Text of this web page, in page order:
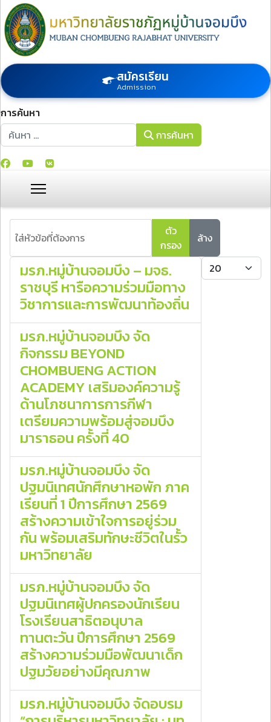
สมัครเรียน
Admission
การค้นหา
การค้นหา
การค้นหา
ตัว
กรอง
ล้าง
แสดง #
มรภ.หมู่บ้านจอมบึง – มจธ.
ราชบุรี หารือความร่วมมือทาง
วิชาการและการพัฒนาท้องถิ่น
มรภ.หมู่บ้านจอมบึง จัด
กิจกรรม BEYOND
CHOMBUENG ACTION
ACADEMY เสริมองค์ความรู้
ด้านโภชนาการการกีฬา
เตรียมความพร้อมสู่จอมบึง
มาราธอน ครั้งที่ 40
มรภ.หมู่บ้านจอมบึง จัด
ปฐมนิเทศนักศึกษาหอพัก ภาค
เรียนที่ 1 ปีการศึกษา 2569
สร้างความเข้าใจการอยู่ร่วม
กัน พร้อมเสริมทักษะชีวิตในรั้ว
มหาวิทยาลัย
มรภ.หมู่บ้านจอมบึง จัด
ปฐมนิเทศผู้ปกครองนักเรียน
โรงเรียนสาธิตอนุบาล
ทานตะวัน ปีการศึกษา 2569
สร้างความร่วมมือพัฒนาเด็ก
ปฐมวัยอย่างมีคุณภาพ
มรภ.หมู่บ้านจอมบึง จัดอบรม